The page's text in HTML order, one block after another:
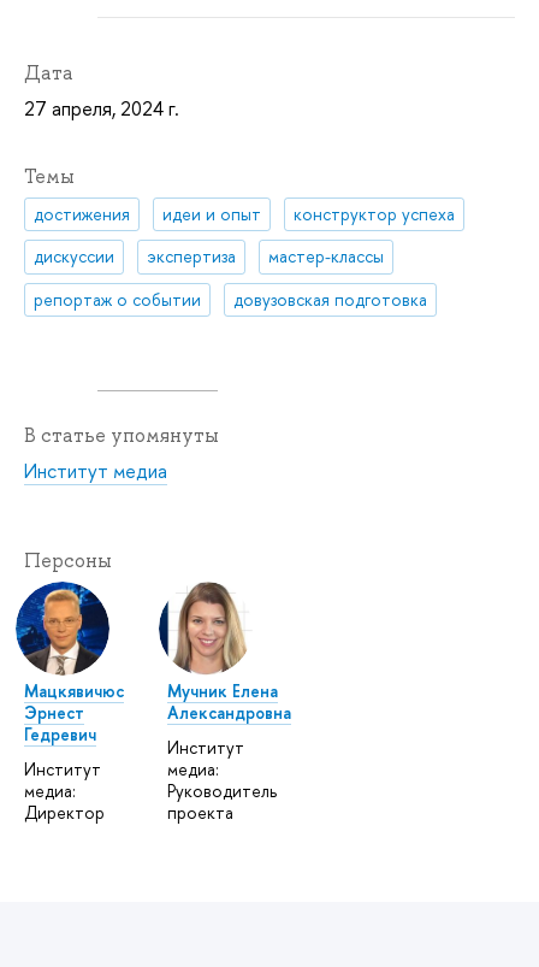
Дата
27 апреля, 2024 г.
Темы
достижения идеи и опыт
конструктор успеха
дискуссии
экспертиза
мастер-классы
репортаж о событии
довузовская подготовка
В статье упомянуты
Институт медиа
Персоны
Мацкявичюс
Эрнест
Гедревич
Институт
медиа:
Директор
Мучник Елена
Александровна
Институт
медиа:
Руководитель
проекта